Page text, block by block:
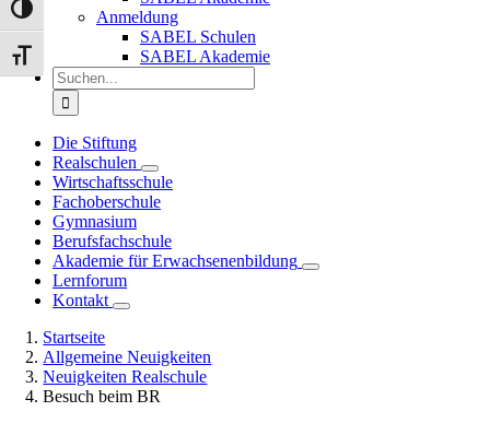
Umschalten auf hohe Kontraste
Schrift vergrößern
Anmeldung
SABEL Schulen
SABEL Akademie
Suche
nach:
Die Stiftung
Realschulen
Wirtschaftsschule
Fachoberschule
Gymnasium
Berufsfachschule
Akademie für Erwachsenenbildung
Lernforum
Kontakt
Startseite
Allgemeine Neuigkeiten
Neuigkeiten Realschule
Besuch beim BR